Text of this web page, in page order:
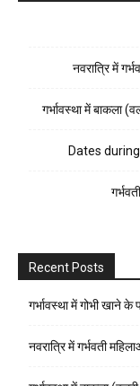
नवरात्रि में
गर्भावस्था में बाकला
Dates during
Recent Posts
गर्भावस्था में गोभी खाने के
नवरात्रि में गर्भवती